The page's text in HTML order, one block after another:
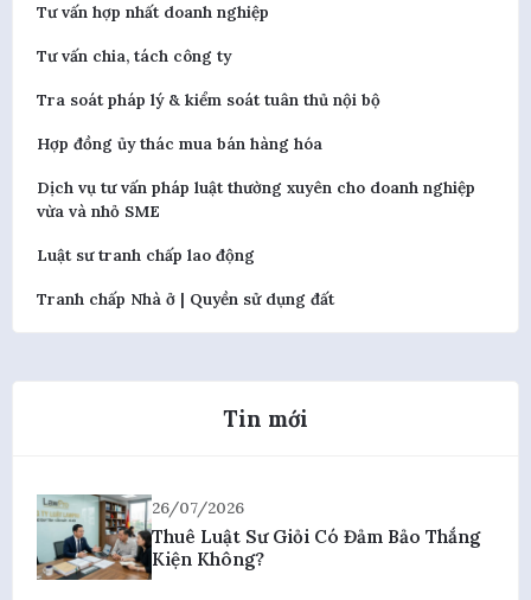
Tư vấn hợp nhất doanh nghiệp
Tư vấn chia, tách công ty
Tra soát pháp lý & kiểm soát tuân thủ nội bộ
Hợp đồng ủy thác mua bán hàng hóa
Dịch vụ tư vấn pháp luật thường xuyên cho doanh nghiệp
vừa và nhỏ SME
Luật sư tranh chấp lao động
Tranh chấp Nhà ở | Quyền sử dụng đất
Tin mới
26/07/2026
Thuê Luật Sư Giỏi Có Đảm Bảo Thắng
Kiện Không?